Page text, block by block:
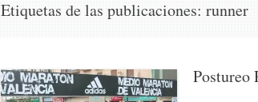
Etiquetas de las publicaciones: runner
Postureo